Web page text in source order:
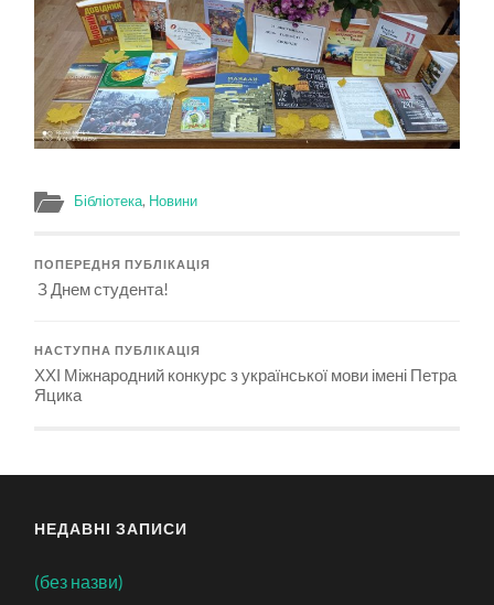
Бібліотека, Новини
ПОПЕРЕДНЯ ПУБЛІКАЦІЯ
З Днем студента!
НАСТУПНА ПУБЛІКАЦІЯ
ХХІ Міжнародний конкурс з української мови імені Петра
Яцика
НЕДАВНІ ЗАПИСИ
(без назви)